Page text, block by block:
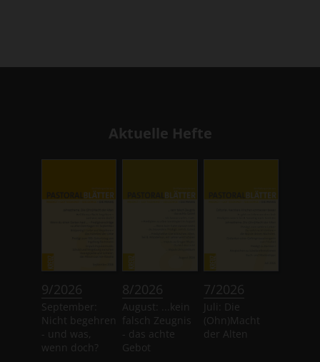
Aktuelle Hefte
9/2026
September:
Nicht begehren
- und was,
wenn doch?
8/2026
August: ...kein
falsch Zeugnis
- das achte
Gebot
7/2026
Juli: Die
(Ohn)Macht
der Alten